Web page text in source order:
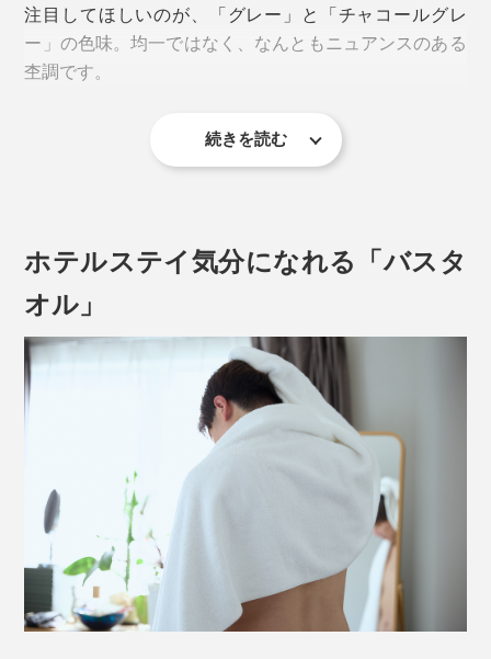
洗うほどボリューム感が出て風合いがアップ。下写真は
５回洗ったあとのタオル（左）と新品タオル（右）です
が、洗濯後のタオルの方がはるかにボリュームアップし
また、綿の吸水力を高めているのが、今治ならではの
「先晒し・先染め」。
一般的には、織った後に晒し・染色を行う「後晒し・後
染め」が主流ですが、今治タオルは糸の段階で晒し染め
を行うため、ふんわりとやわらかいタオルに仕上げるこ
そもそも油分をが含み、そのままでは水を弾いてしまう
綿。油分や不純物を、いかに繊維を傷めることなく、完
注目してほしいのが、「グレー」と「チャコールグレ
ー」の色味。均一ではなく、なんともニュアンスのある
杢調です。
普通は、色の違う複数の「糸」を撚り合わせることで、
杢調に見せることがほとんどですが、
『SHUTTLE1963』は、「わた」の段階から。
糸を作る段階で、色味の異なる「わた」を混ぜること
で、あえて不揃い感を演出。より自然に色が混ざり合
続きを読む
ホテルステイ気分になれる「バスタ
オル」